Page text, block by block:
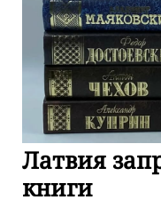
Латвия
книги